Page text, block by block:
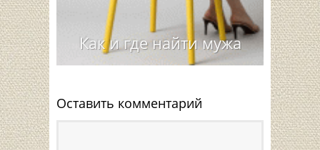
Как и где найти мужа
Оставить комментарий